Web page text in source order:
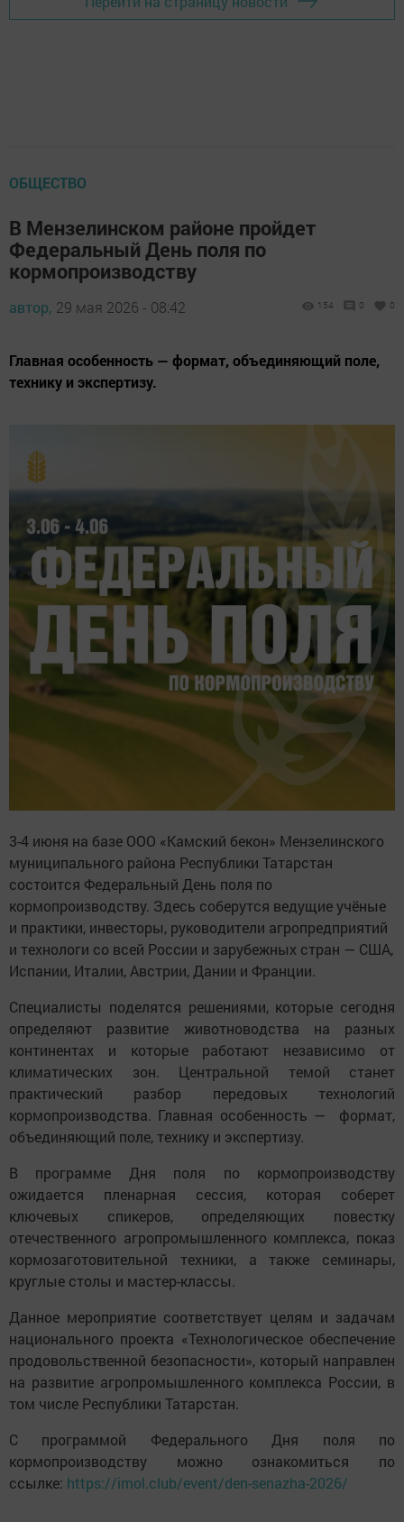
ОБЩЕСТВО
В Мензелинском районе пройдет
Федеральный День поля по
кормопроизводству
автор, 29 мая 2026 - 08:42 154 0 0
Главная особенность — формат, объединяющий поле,
технику и экспертизу.
3-4 июня на базе ООО «Камский бекон» Мензелинского
муниципального района Республики Татарстан
состоится Федеральный День поля по
кормопроизводству. Здесь соберутся ведущие учёные
и практики, инвесторы, руководители агропредприятий
и технологи со всей России и зарубежных стран — США,
Испании, Италии, Австрии, Дании и Франции.
Специалисты поделятся решениями, которые сегодня
определяют развитие животноводства на разных
континентах и которые работают независимо от
климатических зон. Центральной темой станет
практический разбор передовых технологий
кормопроизводства. Главная особенность — формат,
объединяющий поле, технику и экспертизу.
В программе Дня поля по кормопроизводству
ожидается пленарная сессия, которая соберет
ключевых спикеров, определяющих повестку
отечественного агропромышленного комплекса, показ
кормозаготовительной техники, а также семинары,
круглые столы и мастер-классы.
Данное мероприятие соответствует целям и задачам
национального проекта «Технологическое обеспечение
продовольственной безопасности», который направлен
на развитие агропромышленного комплекса России, в
том числе Республики Татарстан.
С программой Федерального Дня поля по
кормопроизводству можно ознакомиться по
ссылке: https://imol.club/event/den-senazha-2026/